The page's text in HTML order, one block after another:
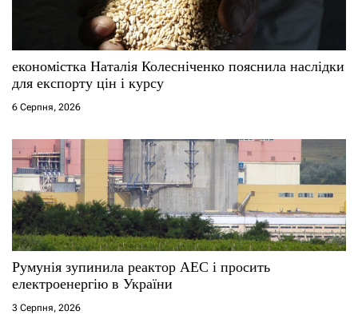
економістка Наталія Колесніченко пояснила наслідки
для експорту цін і курсу
6 Серпня, 2026
Румунія зупинила реактор АЕС і просить
електроенергію в України
3 Серпня, 2026